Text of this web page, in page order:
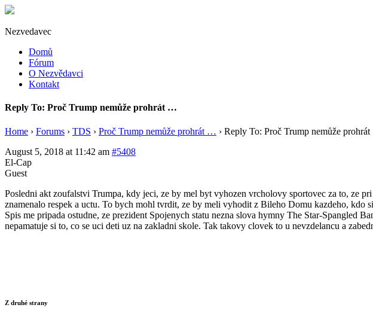
Nezvedavec
Domů
Fórum
O Nezvědavci
Kontakt
Reply To: Proč Trump nemůže prohrát …
Home › Forums › TDS › Proč Trump nemůže prohrát … › Reply To: Proč Trump nemůže
August 5, 2018 at 11:42 am #5408
El-Cap
Guest
Posledni akt zoufalstvi Trumpa, kdy jeci, ze by mel byt vyhozen vrcholovy sportovec za to, ze
znamenalo respek a uctu. To bych mohl tvrdit, ze by meli vyhodit z Bileho Domu kazdeho,
Spis me pripada ostudne, ze prezident Spojenych statu nezna slova hymny The Star-Spangled
nepamatuje si to, co se uci deti uz na zakladni skole. Tak takovy clovek to u nevzdelancu a
Z druhé strany